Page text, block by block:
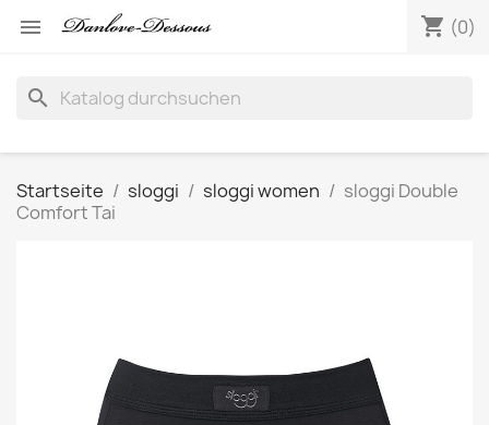
 shopping_cart (0)
search
Startseite sloggi sloggi women
sloggi Double
Comfort Tai